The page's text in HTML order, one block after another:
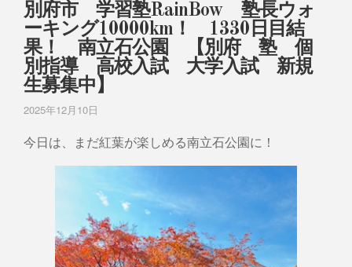
別府市 学習塾RainBow 塾長ウォ
ーキング10000km！ 1330日目結
果！ 南立石公園 【別府 塾 個
別指導 高校入試 大学入試 新規
生募集中】
2025年12月10日
今日は、まだ紅葉が楽しめる南立石公園に！